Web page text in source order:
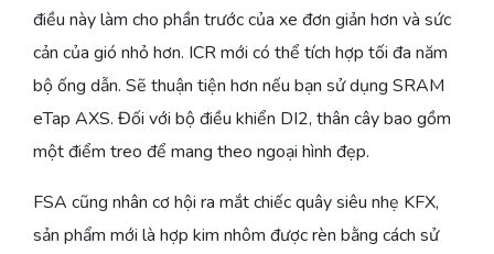
điều này làm cho phần trước của xe đơn giản hơn và sức
cản của gió nhỏ hơn. ICR mới có thể tích hợp tối đa năm
bộ ống dẫn. Sẽ thuận tiện hơn nếu bạn sử dụng SRAM
eTap AXS. Đối với bộ điều khiển DI2, thân cây bao gồm
một điểm treo để mang theo ngoại hình đẹp.
FSA cũng nhân cơ hội ra mắt chiếc quây siêu nhẹ KFX,
sản phẩm mới là hợp kim nhôm được rèn bằng cách sử